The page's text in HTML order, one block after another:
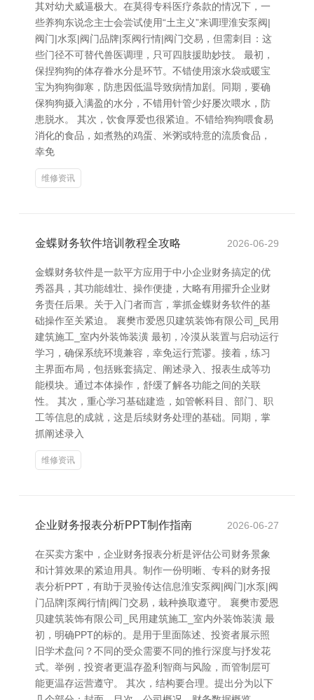
其对幼犬威逼极大。在莫得专科医疗条款的情况下，一
些养狗东说念主士会尝试使用“土主义”来调理淮安泵阀|
阀门|水泵|阀门品牌|泵阀行情|阀门交易，但需刺目：这
些门径不可替代兽医调理，只可四肢援助妙技。 最初，
保捏狗狗的体存眷水分是环节。不错使用滚水袋或暖宝
宝为狗狗御寒，防患因低温导致病情加剧。同期，要确
保狗狗摄入满盈的水分，不错用针管少好屡次喂水，防
患脱水。 其次，饮食厚爱也很紧迫。不错给狗狗喂食易
消化的食品，如煮熟的鸡蛋、米粥或特意的流质食品，
幸免
维修资讯
金蝶财务软件培训教程全攻略 2026-06-29
金蝶财务软件是一款平方应用于中小企业财务搞定的优
秀器具，其功能雄壮、操作便捷，大略有用擢升企业财
务责任后果。关于入门者而言，掌抓金蝶财务软件的基
础操作至关紧迫。 襄樊市爱恩贝建筑装饰有限公司_民用
建筑施工_室内外装饰装潢 最初，冷漠从装置与启动运行
学习，确保系统环境兼容，幸免运行荒谬。接着，练习
主界面布局，包括账套搞定、阐述录入、报表生成等功
能模块。通过本体操作，舒缓了解各功能之间的关联
性。 其次，重心学习基础建造，如管帐科目、部门、职
工等信息的成就，这是后续财务处理的基础。同期，掌
抓阐述录入
维修资讯
企业财务报表分析PPT制作指南 2026-06-27
在买卖方案中，企业财务报表分析是评估公司财务景象
和计算效果的紧迫用具。制作一份明晰、专科的财务报
表分析PPT，有助于灵验传达信息淮安泵阀|阀门|水泵|阀
门品牌|泵阀行情|阀门交易，栽种换取遵守。 襄樊市爱恩
贝建筑装饰有限公司_民用建筑施工_室内外装饰装潢 最
初，明确PPT的标的。是用于里面陈述、投资者展示照
旧学术盘问？不同的受众需要不同的推行深度与抒发花
式。举例，投资者更温存盈利智商与风险，而管制层可
能更温存运营遵守。 其次，结构要合理。提出分为以下